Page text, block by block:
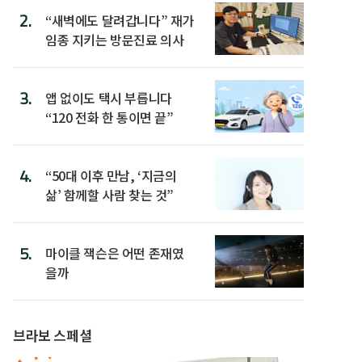
2.
“새벽에도 달려갑니다” 재가
임종 지키는 방문진료 의사
3.
앱 없이도 택시 부릅니다
“120 전화 한 통이면 끝”
4.
“50대 이후 만남, ‘지금의
삶’ 함께할 사람 찾는 것”
5.
마이클 잭슨은 어떤 존재였
을까
브라보 스페셜